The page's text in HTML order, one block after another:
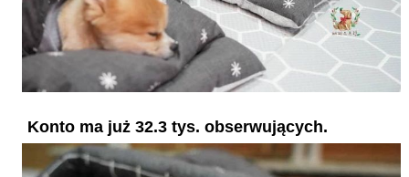
Konto ma już 32.3 tys. obserwujących.